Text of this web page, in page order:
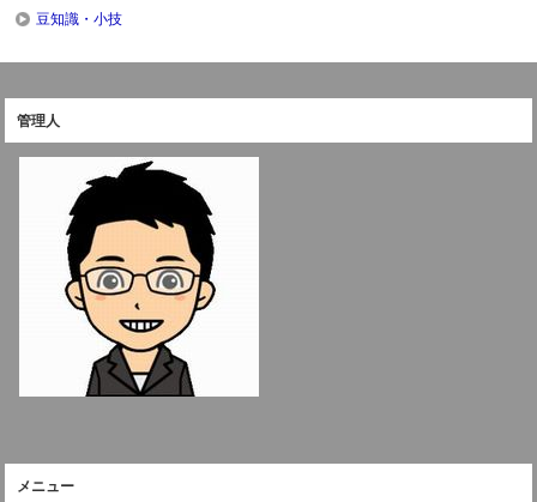
豆知識・小技
管理人
メニュー